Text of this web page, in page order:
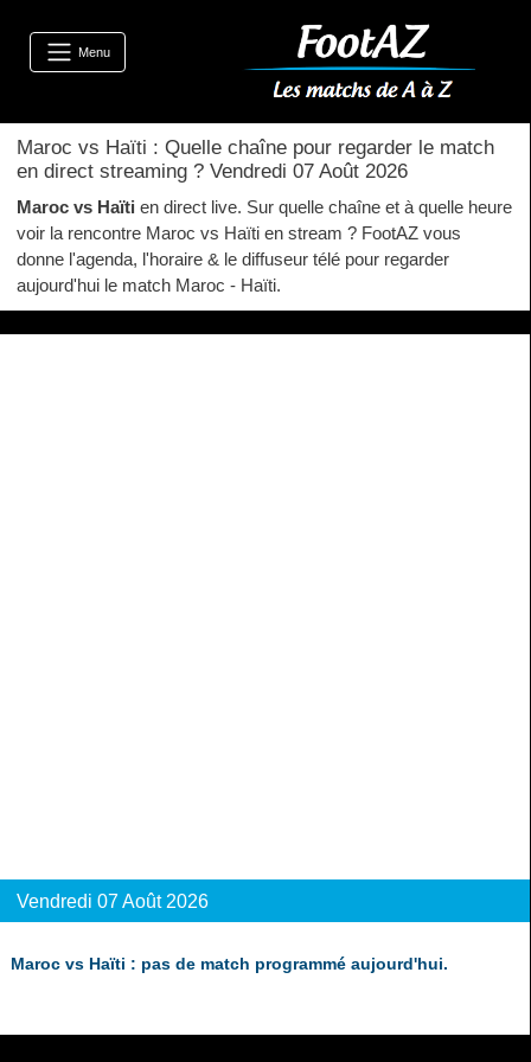
Maroc vs Haïti : Quelle chaîne pour regarder le match
en direct streaming ? Vendredi 07 Août 2026
Maroc vs Haïti en direct live. Sur quelle chaîne et à quelle heure
voir la rencontre Maroc vs Haïti en stream ? FootAZ vous
donne l'agenda, l'horaire & le diffuseur télé pour regarder
aujourd'hui le match Maroc - Haïti.
Vendredi 07 Août 2026
Maroc vs Haïti : pas de match programmé aujourd'hui.
Menu